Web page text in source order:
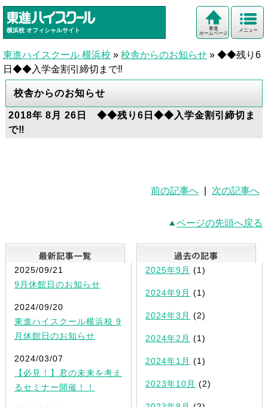
横浜校 オフィシャルサイト メニュー
東進
ホームページ
東進ハイスクール 横浜校 » 校舎からのお知らせ » ◆◆残り6
日◆◆入学金割引締切まで‼
校舎からのお知らせ
2018年 8月 26日 ◆◆残り6日◆◆入学金割引締切ま
で‼
前の記事へ 次の記事へ
ページの先頭へ戻る
最新記事一覧
2025/09/21
9月休館日のお知らせ
2024/09/20
東進ハイスクール横浜校 9
月休館日のお知らせ
2024/03/07
【必見！】君の未来を考え
るセミナー開催！！
2025年9月 (1)
2024年9月 (1)
2024年3月 (2)
2024年2月 (1)
2024年1月 (1)
2023年10月 (2)